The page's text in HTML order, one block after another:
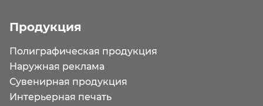
Продукция
Полиграфическая продукция
Наружная реклама
Сувенирная продукция
Интерьерная печать